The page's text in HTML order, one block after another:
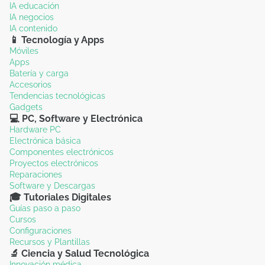
IA educación
IA negocios
IA contenido
📱 Tecnología y Apps
Móviles
Apps
Batería y carga
Accesorios
Tendencias tecnológicas
Gadgets
💻 PC, Software y Electrónica
Hardware PC
Electrónica básica
Componentes electrónicos
Proyectos electrónicos
Reparaciones
Software y Descargas
🎓 Tutoriales Digitales
Guías paso a paso
Cursos
Configuraciones
Recursos y Plantillas
🔬 Ciencia y Salud Tecnológica